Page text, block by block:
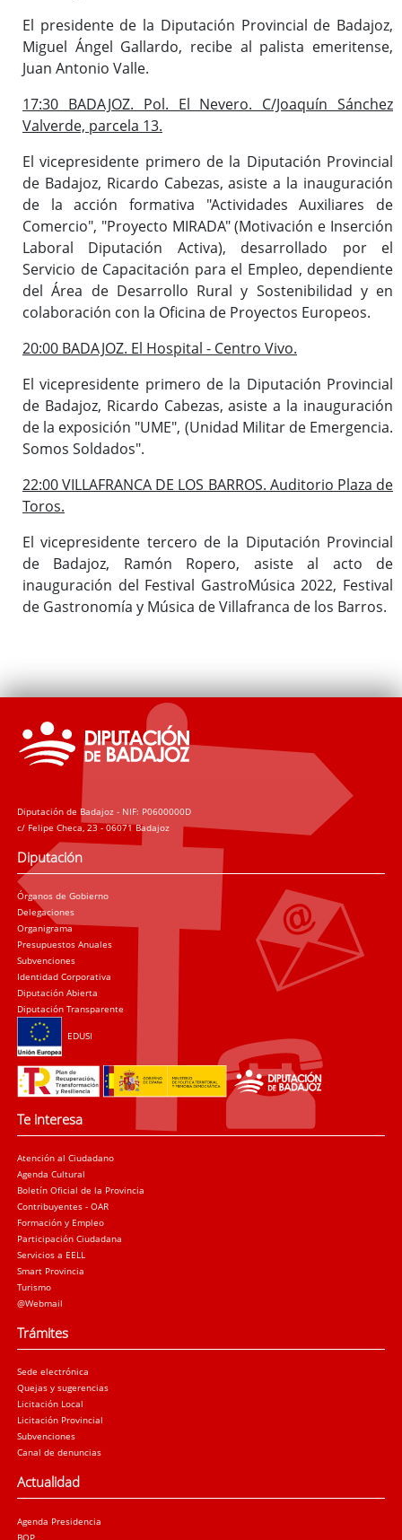
El presidente de la Diputación Provincial de Badajoz,
Miguel Ángel Gallardo, recibe al palista emeritense,
Juan Antonio Valle.
17:30 BADAJOZ. Pol. El Nevero. C/Joaquín Sánchez
Valverde, parcela 13.
El vicepresidente primero de la Diputación Provincial
de Badajoz, Ricardo Cabezas, asiste a la inauguración
de la acción formativa "Actividades Auxiliares de
Comercio", "Proyecto MIRADA" (Motivación e Inserción
Laboral Diputación Activa), desarrollado por el
Servicio de Capacitación para el Empleo, dependiente
del Área de Desarrollo Rural y Sostenibilidad y en
colaboración con la Oficina de Proyectos Europeos.
20:00 BADAJOZ. El Hospital - Centro Vivo.
El vicepresidente primero de la Diputación Provincial
de Badajoz, Ricardo Cabezas, asiste a la inauguración
de la exposición "UME", (Unidad Militar de Emergencia.
Somos Soldados".
22:00 VILLAFRANCA DE LOS BARROS. Auditorio Plaza de
Toros.
El vicepresidente tercero de la Diputación Provincial
de Badajoz, Ramón Ropero, asiste al acto de
inauguración del Festival GastroMúsica 2022, Festival
de Gastronomía y Música de Villafranca de los Barros.
Diputación de Badajoz - NIF: P0600000D
c/ Felipe Checa, 23 - 06071 Badajoz
Diputación
Órganos de Gobierno
Delegaciones
Organigrama
Presupuestos Anuales
Subvenciones
Identidad Corporativa
Diputación Abierta
Diputación Transparente
EDUSI
Te interesa
Atención al Ciudadano
Agenda Cultural
Boletín Oficial de la Provincia
Contribuyentes - OAR
Formación y Empleo
Participación Ciudadana
Servicios a EELL
Smart Provincia
Turismo
@Webmail
Trámites
Sede electrónica
Quejas y sugerencias
Licitación Local
Licitación Provincial
Subvenciones
Canal de denuncias
Actualidad
Agenda Presidencia
BOP